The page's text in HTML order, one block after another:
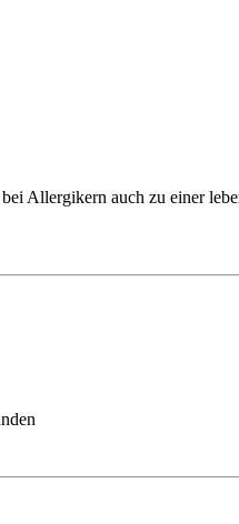
Allergikern auch zu einer